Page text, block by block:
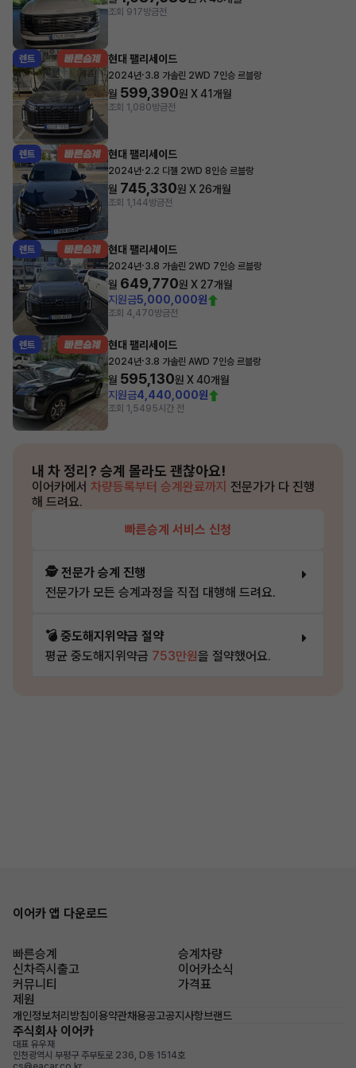
조회 917방금전
렌트 현대 팰리세이드
2024년·3.8 가솔린 2WD 7인승 르블랑
월 599,390원 X41개월
조회 1,080방금전
렌트 현대 팰리세이드
2024년·2.2 디젤 2WD 8인승 르블랑
월 745,330원 X 26개월
조회 1,144방금전
렌트 현대 팰리세이드
2024년·3.8 가솔린 2WD 7인승 르블랑
월 649,770원 X 27개월
지원금5,000,000원
조회 4,470방금전
렌트 현대 팰리세이드
2024년·3.8 가솔린 AWD 7인승 르블랑
월 595,130원 X40개월
지원금4,440,000원
조회 1,5495시간 전
내 차 정리? 승계 몰라도 괜찮아요!
이어카에서 차량등록부터 승계완료까지 전문가가 다 진행
해 드려요.
빠른승계 서비스 신청
🕵️ 전문가 승계 진행
전문가가 모든 승계과정을 직접 대행해 드려요.
💣 중도해지위약금 절약
평균 중도해지위약금 753만원을 절약했어요.
이어카 앱 다운로드
빠른승계
승계차량
신차즉시출고
이어카소식
커뮤니티
가격표
제원
개인정보처리방침이용약관채용공고공지사항브랜드
주식회사 이어카
대표 유우재
인천광역시 부평구 주부토로 236, D동 1514호